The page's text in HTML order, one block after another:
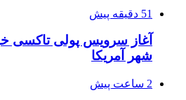
51 دقیقه پیش
آغاز سرویس پولی تاکسی
شهر آمریکا
2 ساعت پیش